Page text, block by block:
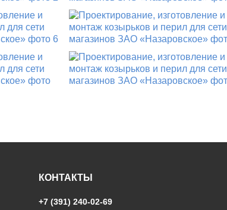
КОНТАКТЫ
+7 (391) 240-02-69